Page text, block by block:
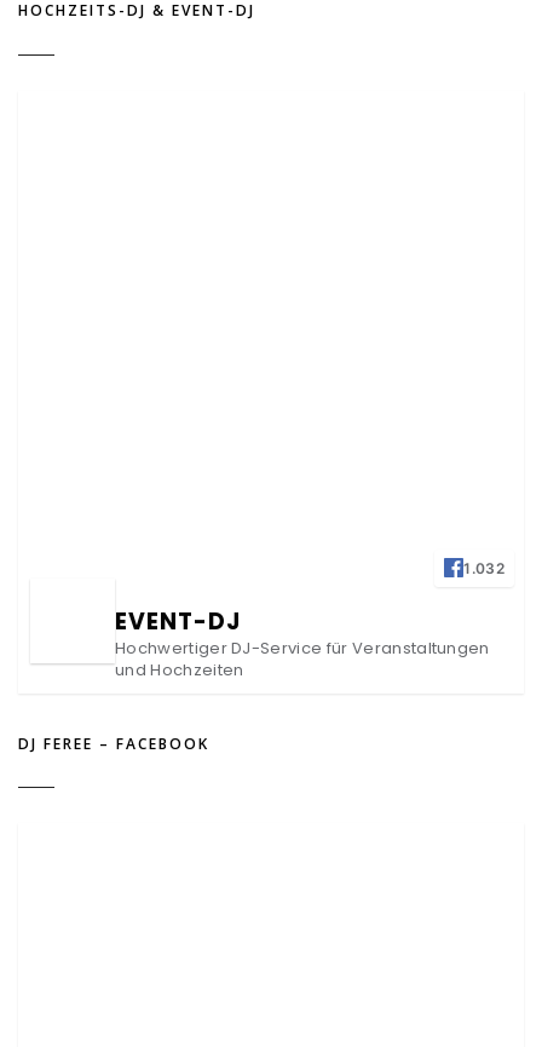
HOCHZEITS-DJ & EVENT-DJ
1.032
EVENT-DJ
Hochwertiger DJ-Service für Veranstaltungen
und Hochzeiten
DJ FEREE – FACEBOOK